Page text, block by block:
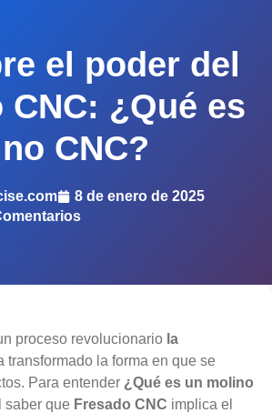
el poder del
¿Qué es
CNC?
8 de enero de 2025
proceso revolucionario la
transformado la forma en que se
Para entender ¿Qué es un molino
saber que Fresado CNC implica el